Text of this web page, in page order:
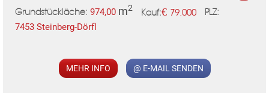
Grundstückläche: 974,00 m2 Kauf:€ 79.000 PLZ:
7453 Steinberg-Dörfl
MEHR INFO @ E-MAIL SENDEN